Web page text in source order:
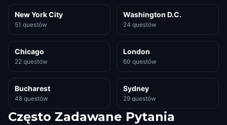
New York City
51 questów
Washington D.C.
24 questów
Chicago
22 questów
London
60 questów
Bucharest
48 questów
Sydney
29 questów
Często Zadawane Pytania